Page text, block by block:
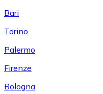
Bari
Torino
Palermo
Firenze
Bologna